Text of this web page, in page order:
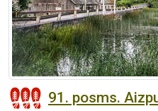
91. posms.